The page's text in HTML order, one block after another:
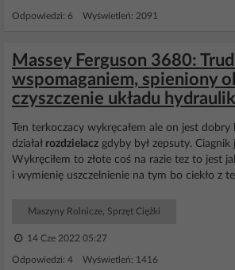
Odpowiedzi: 6 Wyświetleń: 2091
Massey Ferguson 3680:
wspomaganiem, spieniony
czyszczenie układu
Ten terkoczacy wykręcałem ale on jest
działał rozdzielacz gdyby był zepsuty. Ciagnik
Wykręciłem to złote coś na razie tez to jest
i wymienię uszczelnienie na tym bo ciekło z
Maszyny Rolnicze, Sprzęt Ciężki
14 Cze 2022 05:27
Odpowiedzi: 4 Wyświetleń: 1416